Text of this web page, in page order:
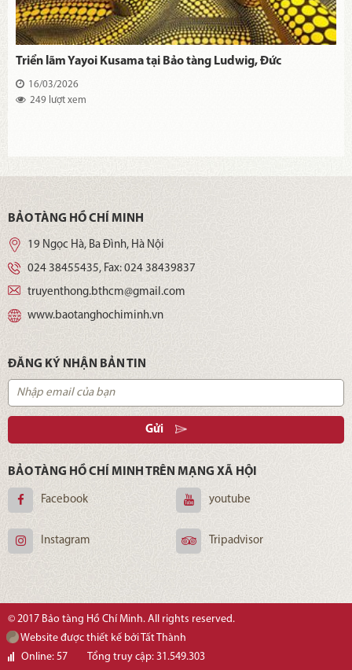
Triển lãm Yayoi Kusama tại Bảo tàng Ludwig, Đức
16/03/2026
249 lượt xem
BẢO TÀNG HỒ CHÍ MINH
19 Ngọc Hà, Ba Đình, Hà Nội
024 38455435, Fax: 024 38439837
truyenthong.bthcm@gmail.com
www.baotanghochiminh.vn
ĐĂNG KÝ NHẬN BẢN TIN
Gửi
BẢO TÀNG HỒ CHÍ MINH TRÊN MẠNG XÃ HỘI
Facebook youtube
Instagram Tripadvisor
© 2017 Bảo tàng Hồ Chí Minh. All rights reserved.
Website được thiết kế bởi Tất Thành
Online: 57
Tổng truy cập: 31.549.303